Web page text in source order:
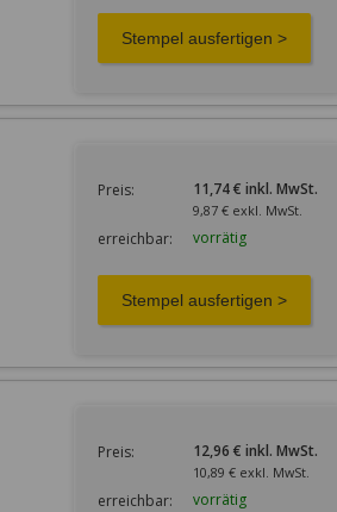
Preis: 11,74 € inkl. MwSt.
9,87 € exkl. MwSt.
erreichbar: vorrätig
Preis: 12,96 € inkl. MwSt.
10,89 € exkl. MwSt.
erreichbar: vorrätig